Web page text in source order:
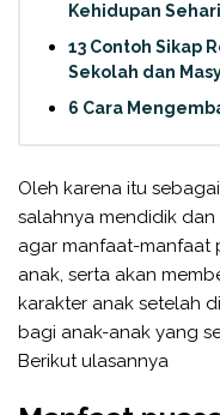
Kehidupan
13 Contoh Sikap
Sekolah dan
6 Cara
Oleh karena itu
salahnya mendidik
agar manfaat-manfaat
anak, serta akan
karakter anak setelah
bagi anak-anak yang
Berikut ulasannya